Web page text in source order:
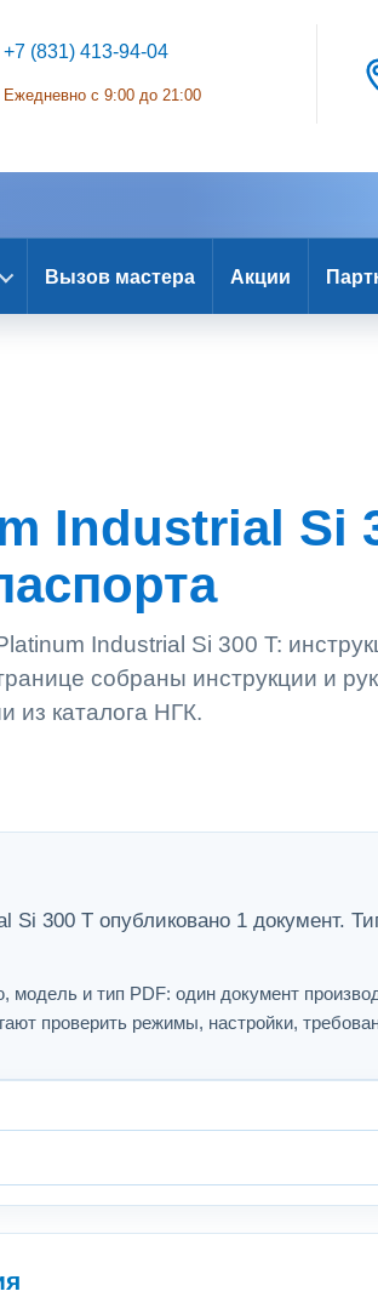
+7 (831) 413-94-04
Ежедневно с 9:00 до 21:00
Вызов мастера Акции
Industrial Si
Industrial Si 300 T:
собраны инструкции и
из каталога НГК.
300 T опубликовано 1 документ.
модель и тип PDF: один документ
проверить режимы, настройки,